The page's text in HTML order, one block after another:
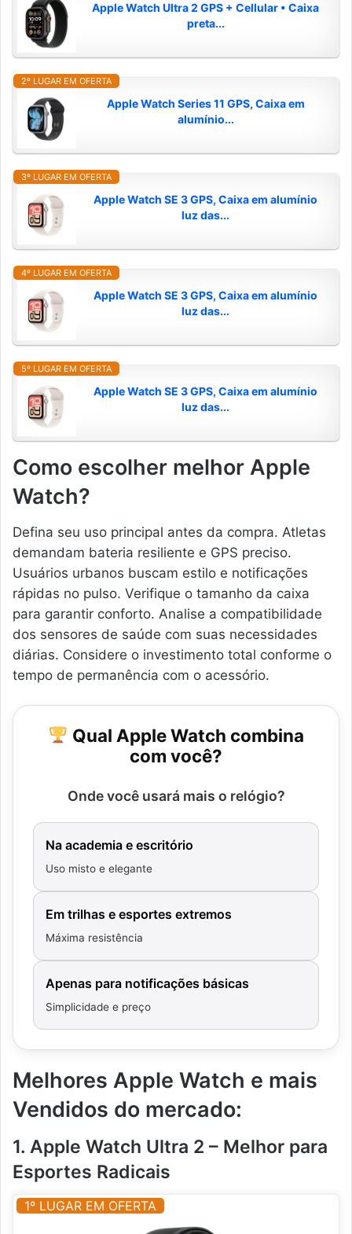
Apple Watch Ultra 2 GPS + Cellular • Caixa
preta...
2º LUGAR EM OFERTA
Apple Watch Series 11 GPS, Caixa em
alumínio...
3º LUGAR EM OFERTA
Apple Watch SE 3 GPS, Caixa em alumínio
luz das...
4º LUGAR EM OFERTA
Apple Watch SE 3 GPS, Caixa em alumínio
luz das...
5º LUGAR EM OFERTA
Apple Watch SE 3 GPS, Caixa em alumínio
luz das...
Como escolher melhor Apple
Watch?
Defina seu uso principal antes da compra. Atletas
demandam bateria resiliente e GPS preciso.
Usuários urbanos buscam estilo e notificações
rápidas no pulso. Verifique o tamanho da caixa
para garantir conforto. Analise a compatibilidade
dos sensores de saúde com suas necessidades
diárias. Considere o investimento total conforme o
tempo de permanência com o acessório.
Qual Apple Watch combina
com você?
Onde você usará mais o relógio?
Na academia e escritório
Uso misto e elegante
Em trilhas e esportes extremos
Máxima resistência
Apenas para notificações básicas
Simplicidade e preço
Melhores Apple Watch e mais
Vendidos do mercado:
1. Apple Watch Ultra 2 – Melhor para
Esportes Radicais
1º LUGAR EM OFERTA